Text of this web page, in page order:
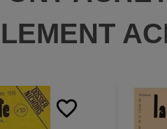
favorite_border